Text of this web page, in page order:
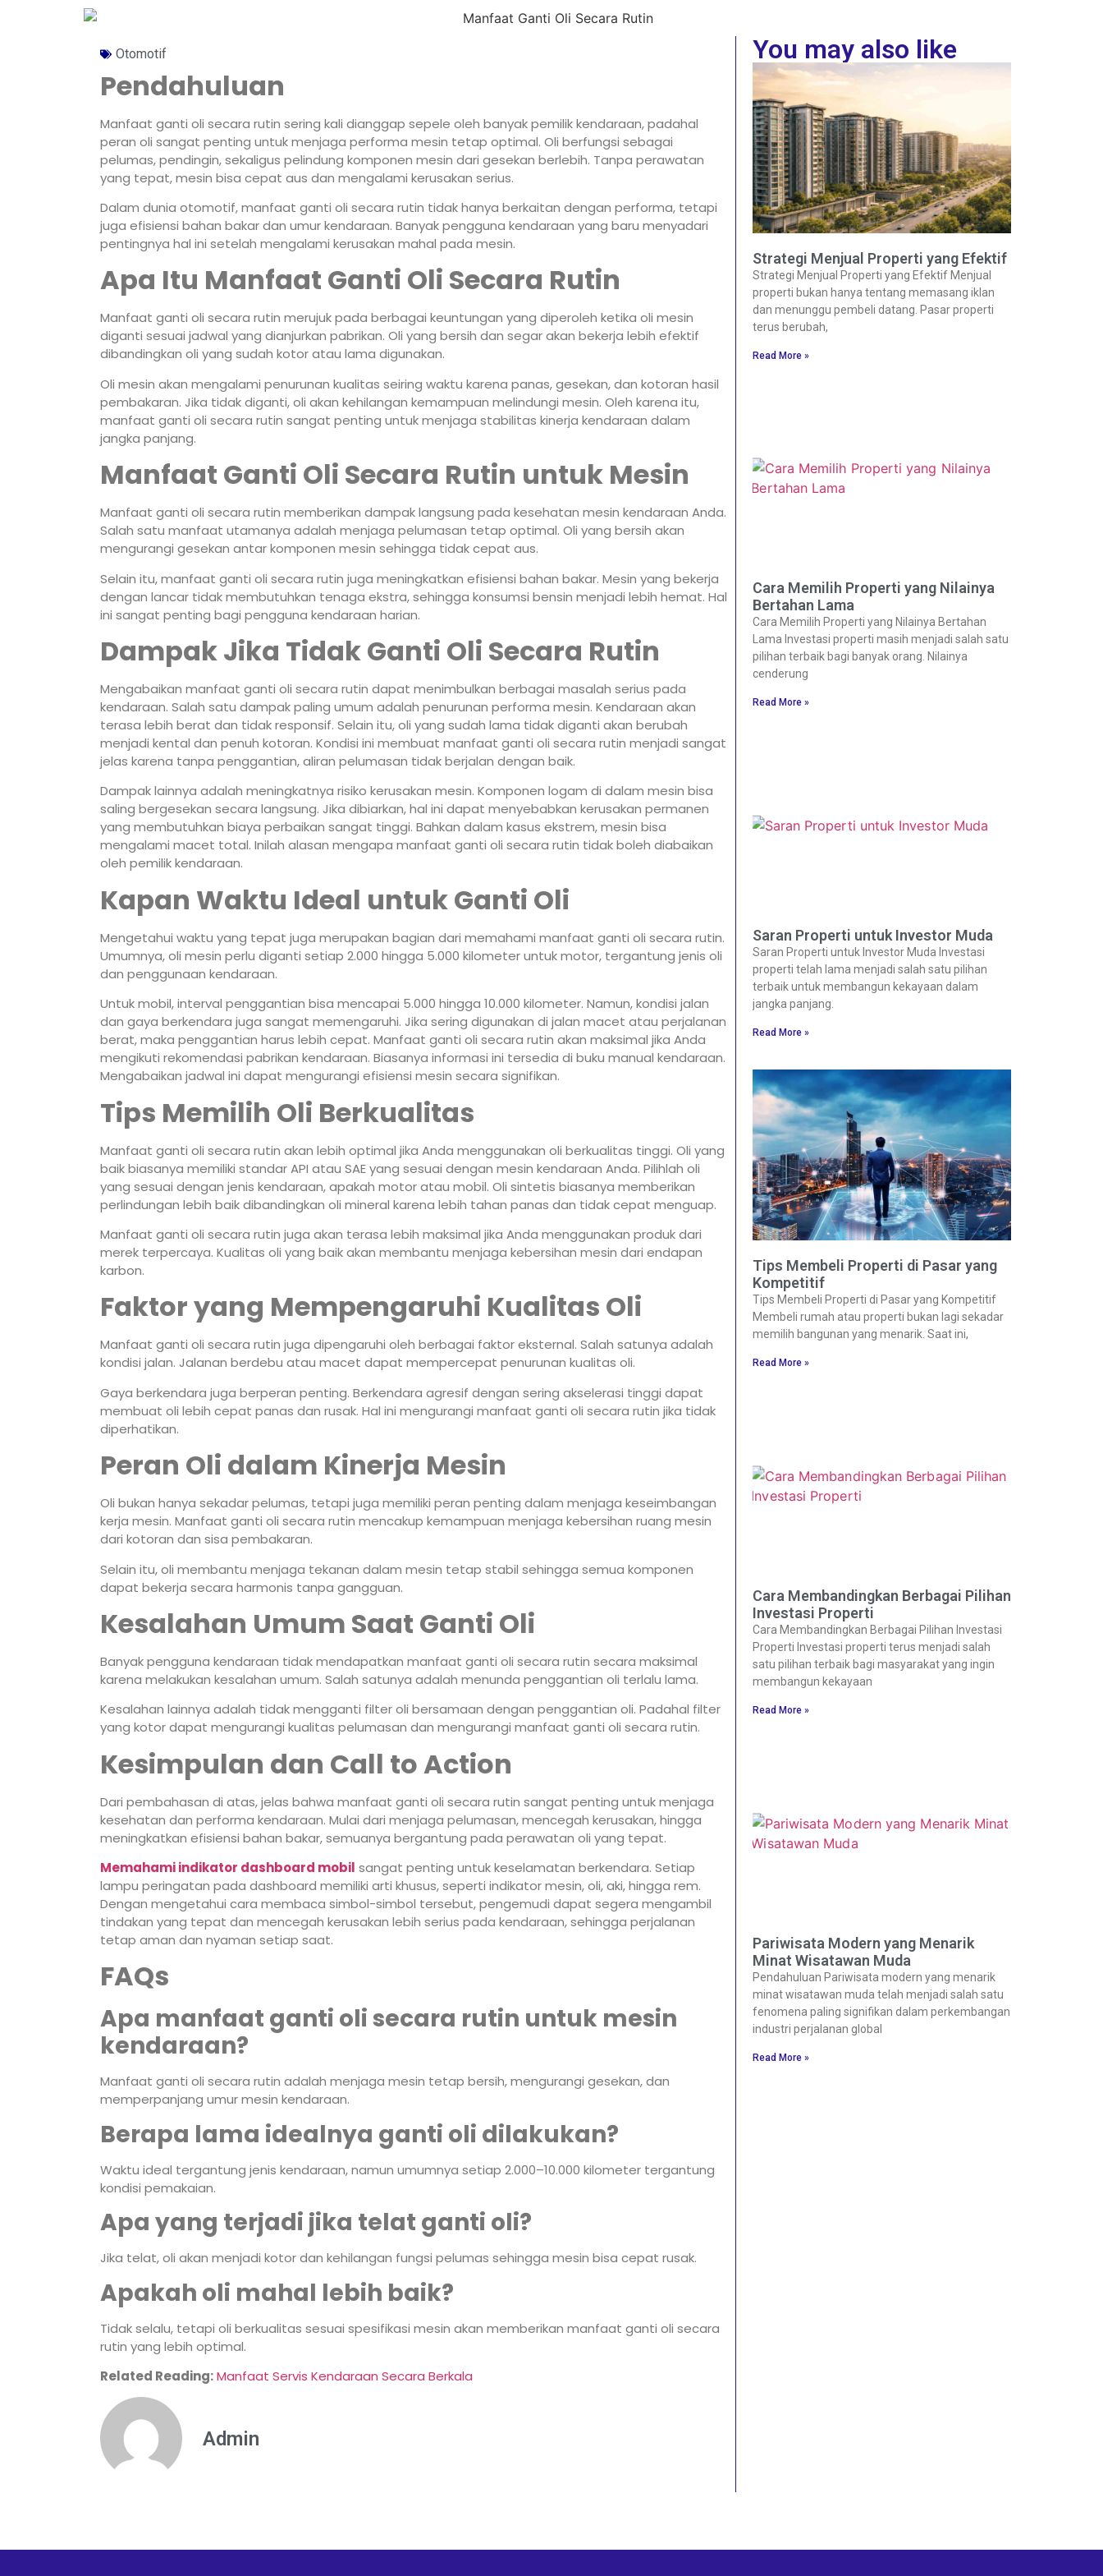
Otomotif
Pendahuluan
Manfaat ganti oli secara rutin sering kali dianggap sepele oleh banyak pemilik kendaraan, padahal
peran oli sangat penting untuk menjaga performa mesin tetap optimal. Oli berfungsi sebagai
pelumas, pendingin, sekaligus pelindung komponen mesin dari gesekan berlebih. Tanpa perawatan
yang tepat, mesin bisa cepat aus dan mengalami kerusakan serius.
Dalam dunia otomotif, manfaat ganti oli secara rutin tidak hanya berkaitan dengan performa, tetapi
juga efisiensi bahan bakar dan umur kendaraan. Banyak pengguna kendaraan yang baru menyadari
pentingnya hal ini setelah mengalami kerusakan mahal pada mesin.
Apa Itu Manfaat Ganti Oli Secara Rutin
Manfaat ganti oli secara rutin merujuk pada berbagai keuntungan yang diperoleh ketika oli mesin
diganti sesuai jadwal yang dianjurkan pabrikan. Oli yang bersih dan segar akan bekerja lebih efektif
dibandingkan oli yang sudah kotor atau lama digunakan.
Oli mesin akan mengalami penurunan kualitas seiring waktu karena panas, gesekan, dan kotoran hasil
pembakaran. Jika tidak diganti, oli akan kehilangan kemampuan melindungi mesin. Oleh karena itu,
manfaat ganti oli secara rutin sangat penting untuk menjaga stabilitas kinerja kendaraan dalam
jangka panjang.
Manfaat Ganti Oli Secara Rutin untuk Mesin
Manfaat ganti oli secara rutin memberikan dampak langsung pada kesehatan mesin kendaraan Anda.
Salah satu manfaat utamanya adalah menjaga pelumasan tetap optimal. Oli yang bersih akan
mengurangi gesekan antar komponen mesin sehingga tidak cepat aus.
Selain itu, manfaat ganti oli secara rutin juga meningkatkan efisiensi bahan bakar. Mesin yang bekerja
dengan lancar tidak membutuhkan tenaga ekstra, sehingga konsumsi bensin menjadi lebih hemat. Hal
ini sangat penting bagi pengguna kendaraan harian.
Dampak Jika Tidak Ganti Oli Secara Rutin
Mengabaikan manfaat ganti oli secara rutin dapat menimbulkan berbagai masalah serius pada
kendaraan. Salah satu dampak paling umum adalah penurunan performa mesin. Kendaraan akan
terasa lebih berat dan tidak responsif. Selain itu, oli yang sudah lama tidak diganti akan berubah
menjadi kental dan penuh kotoran. Kondisi ini membuat manfaat ganti oli secara rutin menjadi sangat
jelas karena tanpa penggantian, aliran pelumasan tidak berjalan dengan baik.
Dampak lainnya adalah meningkatnya risiko kerusakan mesin. Komponen logam di dalam mesin bisa
saling bergesekan secara langsung. Jika dibiarkan, hal ini dapat menyebabkan kerusakan permanen
yang membutuhkan biaya perbaikan sangat tinggi. Bahkan dalam kasus ekstrem, mesin bisa
mengalami macet total. Inilah alasan mengapa manfaat ganti oli secara rutin tidak boleh diabaikan
oleh pemilik kendaraan.
Kapan Waktu Ideal untuk Ganti Oli
Mengetahui waktu yang tepat juga merupakan bagian dari memahami manfaat ganti oli secara rutin.
Umumnya, oli mesin perlu diganti setiap 2.000 hingga 5.000 kilometer untuk motor, tergantung jenis oli
dan penggunaan kendaraan.
Untuk mobil, interval penggantian bisa mencapai 5.000 hingga 10.000 kilometer. Namun, kondisi jalan
dan gaya berkendara juga sangat memengaruhi. Jika sering digunakan di jalan macet atau perjalanan
berat, maka penggantian harus lebih cepat. Manfaat ganti oli secara rutin akan maksimal jika Anda
mengikuti rekomendasi pabrikan kendaraan. Biasanya informasi ini tersedia di buku manual kendaraan.
Mengabaikan jadwal ini dapat mengurangi efisiensi mesin secara signifikan.
Tips Memilih Oli Berkualitas
Manfaat ganti oli secara rutin akan lebih optimal jika Anda menggunakan oli berkualitas tinggi. Oli yang
baik biasanya memiliki standar API atau SAE yang sesuai dengan mesin kendaraan Anda. Pilihlah oli
yang sesuai dengan jenis kendaraan, apakah motor atau mobil. Oli sintetis biasanya memberikan
perlindungan lebih baik dibandingkan oli mineral karena lebih tahan panas dan tidak cepat menguap.
Manfaat ganti oli secara rutin juga akan terasa lebih maksimal jika Anda menggunakan produk dari
merek terpercaya. Kualitas oli yang baik akan membantu menjaga kebersihan mesin dari endapan
karbon.
Faktor yang Mempengaruhi Kualitas Oli
Manfaat ganti oli secara rutin juga dipengaruhi oleh berbagai faktor eksternal. Salah satunya adalah
kondisi jalan. Jalanan berdebu atau macet dapat mempercepat penurunan kualitas oli.
Gaya berkendara juga berperan penting. Berkendara agresif dengan sering akselerasi tinggi dapat
membuat oli lebih cepat panas dan rusak. Hal ini mengurangi manfaat ganti oli secara rutin jika tidak
diperhatikan.
Peran Oli dalam Kinerja Mesin
Oli bukan hanya sekadar pelumas, tetapi juga memiliki peran penting dalam menjaga keseimbangan
kerja mesin. Manfaat ganti oli secara rutin mencakup kemampuan menjaga kebersihan ruang mesin
dari kotoran dan sisa pembakaran.
Selain itu, oli membantu menjaga tekanan dalam mesin tetap stabil sehingga semua komponen
dapat bekerja secara harmonis tanpa gangguan.
Kesalahan Umum Saat Ganti Oli
Banyak pengguna kendaraan tidak mendapatkan manfaat ganti oli secara rutin secara maksimal
karena melakukan kesalahan umum. Salah satunya adalah menunda penggantian oli terlalu lama.
Kesalahan lainnya adalah tidak mengganti filter oli bersamaan dengan penggantian oli. Padahal filter
yang kotor dapat mengurangi kualitas pelumasan dan mengurangi manfaat ganti oli secara rutin.
Kesimpulan dan Call to Action
Dari pembahasan di atas, jelas bahwa manfaat ganti oli secara rutin sangat penting untuk menjaga
kesehatan dan performa kendaraan. Mulai dari menjaga pelumasan, mencegah kerusakan, hingga
meningkatkan efisiensi bahan bakar, semuanya bergantung pada perawatan oli yang tepat.
Memahami indikator dashboard mobil sangat penting untuk keselamatan berkendara. Setiap
lampu peringatan pada dashboard memiliki arti khusus, seperti indikator mesin, oli, aki, hingga rem.
Dengan mengetahui cara membaca simbol-simbol tersebut, pengemudi dapat segera mengambil
tindakan yang tepat dan mencegah kerusakan lebih serius pada kendaraan, sehingga perjalanan
tetap aman dan nyaman setiap saat.
FAQs
Apa manfaat ganti oli secara rutin untuk mesin
kendaraan?
Manfaat ganti oli secara rutin adalah menjaga mesin tetap bersih, mengurangi gesekan, dan
memperpanjang umur mesin kendaraan.
Berapa lama idealnya ganti oli dilakukan?
Waktu ideal tergantung jenis kendaraan, namun umumnya setiap 2.000–10.000 kilometer tergantung
kondisi pemakaian.
Apa yang terjadi jika telat ganti oli?
Jika telat, oli akan menjadi kotor dan kehilangan fungsi pelumas sehingga mesin bisa cepat rusak.
Apakah oli mahal lebih baik?
Tidak selalu, tetapi oli berkualitas sesuai spesifikasi mesin akan memberikan manfaat ganti oli secara
rutin yang lebih optimal.
Related Reading:Manfaat Servis Kendaraan Secara Berkala
Admin
You may also like
Strategi Menjual Properti yang Efektif
Strategi Menjual Properti yang Efektif Menjual
properti bukan hanya tentang memasang iklan
dan menunggu pembeli datang. Pasar properti
terus berubah,
Read More »
Cara Memilih Properti yang Nilainya
Bertahan Lama
Cara Memilih Properti yang Nilainya Bertahan
Lama Investasi properti masih menjadi salah satu
pilihan terbaik bagi banyak orang. Nilainya
cenderung
Read More »
Saran Properti untuk Investor Muda
Saran Properti untuk Investor Muda Investasi
properti telah lama menjadi salah satu pilihan
terbaik untuk membangun kekayaan dalam
jangka panjang.
Read More »
Tips Membeli Properti di Pasar yang
Kompetitif
Tips Membeli Properti di Pasar yang Kompetitif
Membeli rumah atau properti bukan lagi sekadar
memilih bangunan yang menarik. Saat ini,
Read More »
Cara Membandingkan Berbagai Pilihan
Investasi Properti
Cara Membandingkan Berbagai Pilihan Investasi
Properti Investasi properti terus menjadi salah
satu pilihan terbaik bagi masyarakat yang ingin
membangun kekayaan
Read More »
Pariwisata Modern yang Menarik
Minat Wisatawan Muda
Pendahuluan Pariwisata modern yang menarik
minat wisatawan muda telah menjadi salah satu
fenomena paling signifikan dalam perkembangan
industri perjalanan global
Read More »